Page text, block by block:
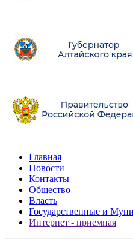
Главная
Новости
Контакты
Общество
Власть
Государственные и
Интернет - приемная